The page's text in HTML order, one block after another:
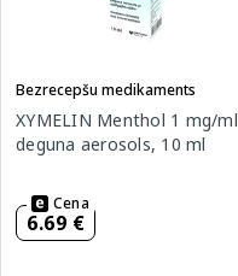
Bezrecepšu medikaments
XYMELIN Menthol 1 mg/ml
deguna aerosols, 10 ml
Cena
6.69 €